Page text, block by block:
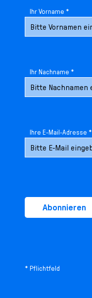
Ihr Vorname *
Ihr Nachname *
Ihre E-Mail-Adresse *
Abonnieren
* Pflichtfeld